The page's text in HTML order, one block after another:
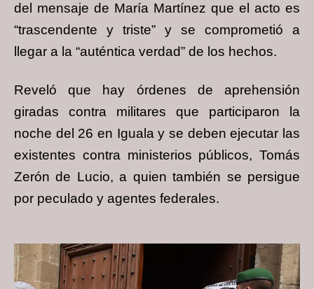
del mensaje de María Martínez que el acto es
“trascendente y triste” y se comprometió a
llegar a la “auténtica verdad” de los hechos.
Reveló que hay órdenes de aprehensión
giradas contra militares que participaron la
noche del 26 en Iguala y se deben ejecutar las
existentes contra ministerios públicos, Tomás
Zerón de Lucio, a quien también se persigue
por peculado y agentes federales.